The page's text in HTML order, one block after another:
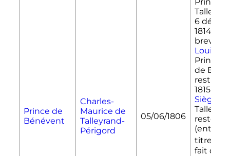
Prince de
Bénévent
Charles-
Maurice de
Talleyrand-
Périgord
05/06/1806
Prince
6
1814
brevet
Louis
de
1815 au
Siège
resté
(entre
titres
fait du